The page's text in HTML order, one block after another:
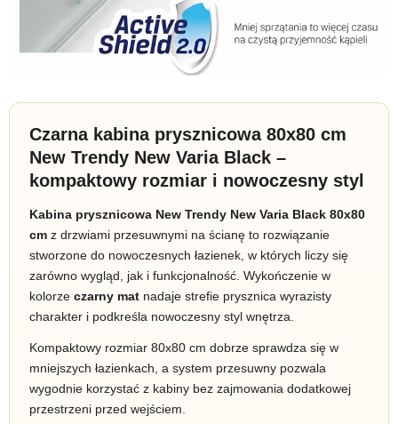
Czarna kabina prysznicowa 80x80 cm
New Trendy New Varia Black –
kompaktowy rozmiar i nowoczesny styl
Kabina prysznicowa New Trendy New Varia Black 80x80
cm z drzwiami przesuwnymi na ścianę to rozwiązanie
stworzone do nowoczesnych łazienek, w których liczy się
zarówno wygląd, jak i funkcjonalność. Wykończenie w
kolorze czarny mat nadaje strefie prysznica wyrazisty
charakter i podkreśla nowoczesny styl wnętrza.
Kompaktowy rozmiar 80x80 cm dobrze sprawdza się w
mniejszych łazienkach, a system przesuwny pozwala
wygodnie korzystać z kabiny bez zajmowania dodatkowej
przestrzeni przed wejściem.